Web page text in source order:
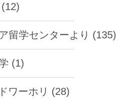
留学センターより (135)
(1)
ワーホリ (28)